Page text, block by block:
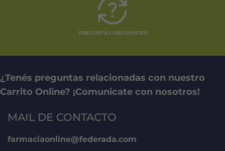
PREGUNTAS FRECUENTES
¿Tenés preguntas relacionadas con nuestro
Carrito Online? ¡Comunicate con nosotros!
MAIL DE CONTACTO
farmaciaonline@federada.com